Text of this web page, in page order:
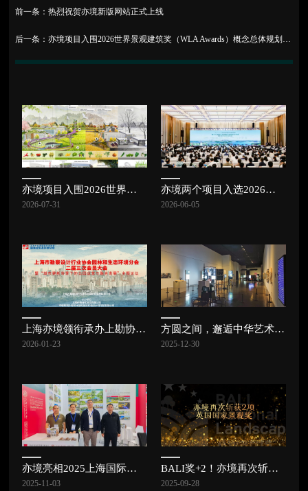
前一条：热烈祝贺亦境新版网站正式上线
后一条：亦境项目入围2026世界景观建筑奖（WLA Awards）概念总体规划与城市设计方向| 亦讯
亦境项目入围2026世界景观建筑奖（WLA Awards）概念总体规划与城市设计方向| 亦讯
2026-07-31
亦境两个项目入选2026中国风景园林学会规划设计大会专题研讨交流项目 | 亦讯
2026-06-05
上海亦境领衔承办上勘协园林和生态环境分会二届三次会员大会，共探公园发展新路径 | 亦讯
2026-01-23
方圆之间，邂逅中华艺术宫的东方美学 | 亦讯
2025-12-30
亦境亮相2025上海国际城市与建筑博览会 | 亦讯
2025-11-03
BALI奖+2！亦境再次斩获2项英国国家景观奖
2025-09-28